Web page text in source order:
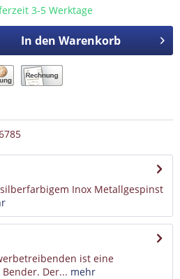
3-5 Werktage
In den Warenkorb
Inox Metallgespinst
ist eine
Der... mehr